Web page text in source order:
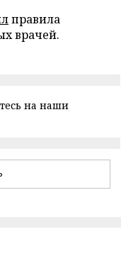
правила
врачей.
на наши